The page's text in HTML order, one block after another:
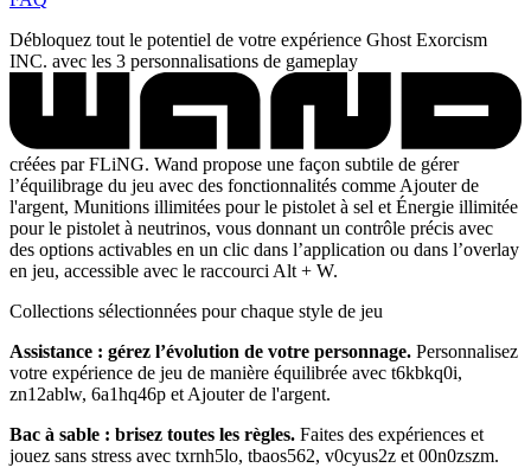
Débloquez tout le potentiel de votre expérience Ghost Exorcism
INC. avec les 3 personnalisations de gameplay
créées par FLiNG. Wand propose une façon subtile de gérer
l’équilibrage du jeu avec des fonctionnalités comme Ajouter de
l'argent, Munitions illimitées pour le pistolet à sel et Énergie illimitée
pour le pistolet à neutrinos, vous donnant un contrôle précis avec
des options activables en un clic dans l’application ou dans l’overlay
en jeu, accessible avec le raccourci Alt + W.
Collections sélectionnées pour chaque style de jeu
Assistance : gérez l’évolution de votre personnage. Personnalisez
votre expérience de jeu de manière équilibrée avec t6kbkq0i,
zn12ablw, 6a1hq46p et Ajouter de l'argent.
Bac à sable : brisez toutes les règles. Faites des expériences et
jouez sans stress avec txrnh5lo, tbaos562, v0cyus2z et 00n0zszm.